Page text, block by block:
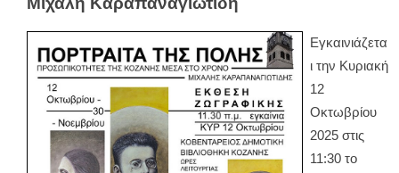
Εγκαινιάζετα
ι την Κυριακή
12
Οκτωβρίου
2025 στις
11:30 το